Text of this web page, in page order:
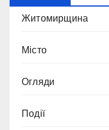
Житомирщина
Місто
Огляди
Події